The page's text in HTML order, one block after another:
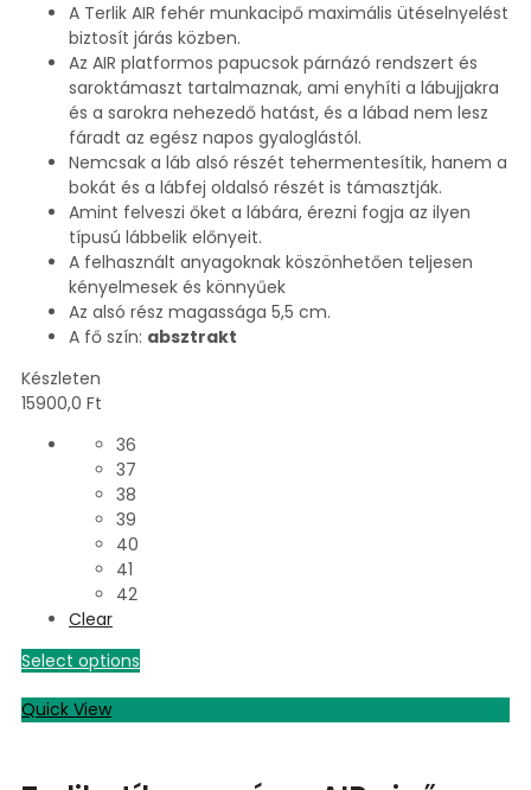
A Terlik AIR fehér munkacipő maximális ütéselnyelést
biztosít járás közben.
Az AIR platformos papucsok párnázó rendszert és
saroktámaszt tartalmaznak, ami enyhíti a lábujjakra
és a sarokra nehezedő hatást, és a lábad nem lesz
fáradt az egész napos gyaloglástól.
Nemcsak a láb alsó részét tehermentesítik, hanem a
bokát és a lábfej oldalsó részét is támasztják.
Amint felveszi őket a lábára, érezni fogja az ilyen
típusú lábbelik előnyeit.
A felhasznált anyagoknak köszönhetően teljesen
kényelmesek és könnyűek
Az alsó rész magassága 5,5 cm.
A fő szín: absztrakt
Készleten
15900,0 Ft
36
37
38
39
40
41
42
Clear
Select options
Quick View